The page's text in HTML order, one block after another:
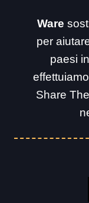
Ware
per
paesi
Share